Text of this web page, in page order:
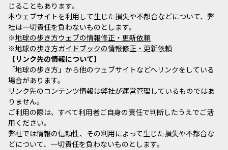
じることもあります。
本ウェブサイトを利用して生じた損失や不都合などについて、弊
社は一切責任を負わないものとします。
※地球の歩き方ウェブの情報修正・更新依頼
※地球の歩き方ガイドブックの情報修正・更新依頼
リンク先の情報について
「地球の歩き方」から他のウェブサイトなどへリンクをしている
場合があります。
リンク先のコンテンツ情報は弊社が運営管理しているものではあ
りません。
ご利用の際は、すべて利用者ご自身の責任で判断したうえでご活
用ください。
弊社では情報の信頼性、その利用によって生じた損失や不都合な
どについて、一切責任を負わないものとします。